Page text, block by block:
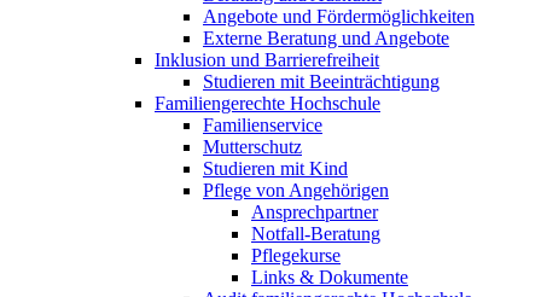
Angebote und Fördermöglichkeiten
Externe Beratung und Angebote
Inklusion und Barrierefreiheit
Studieren mit Beeinträchtigung
Familiengerechte Hochschule
Familienservice
Mutterschutz
Studieren mit Kind
Pflege von Angehörigen
Ansprechpartner
Notfall-Beratung
Pflegekurse
Links & Dokumente